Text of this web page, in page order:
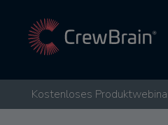
Kostenloses